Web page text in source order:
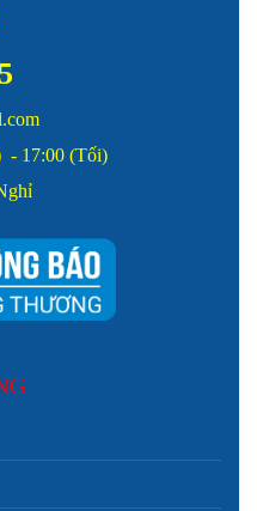
- 17:00 (Tối)